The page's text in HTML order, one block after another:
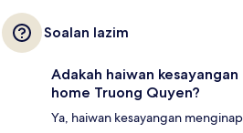
Soalan lazim
Adakah haiwan
home Truong Quyen?
Ya, haiwan kesayangan